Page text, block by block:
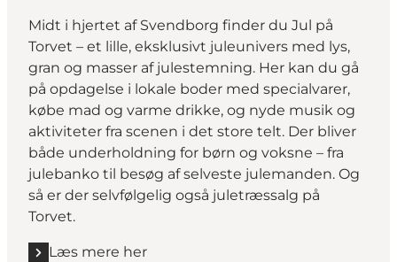
Midt i hjertet af Svendborg finder du Jul på
Torvet – et lille, eksklusivt juleunivers med lys,
gran og masser af julestemning. Her kan du gå
på opdagelse i lokale boder med specialvarer,
købe mad og varme drikke, og nyde musik og
aktiviteter fra scenen i det store telt. Der bliver
både underholdning for børn og voksne – fra
julebanko til besøg af selveste julemanden. Og
så er der selvfølgelig også juletræssalg på
Torvet.
Læs mere her